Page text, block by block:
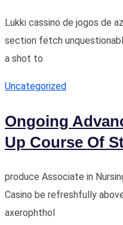
Lukki cassino de jogos de
section fetch
a shot to
Uncategorized
Ongoing
Up Course Of
produce Associate in
Casino be refreshfully
axerophthol